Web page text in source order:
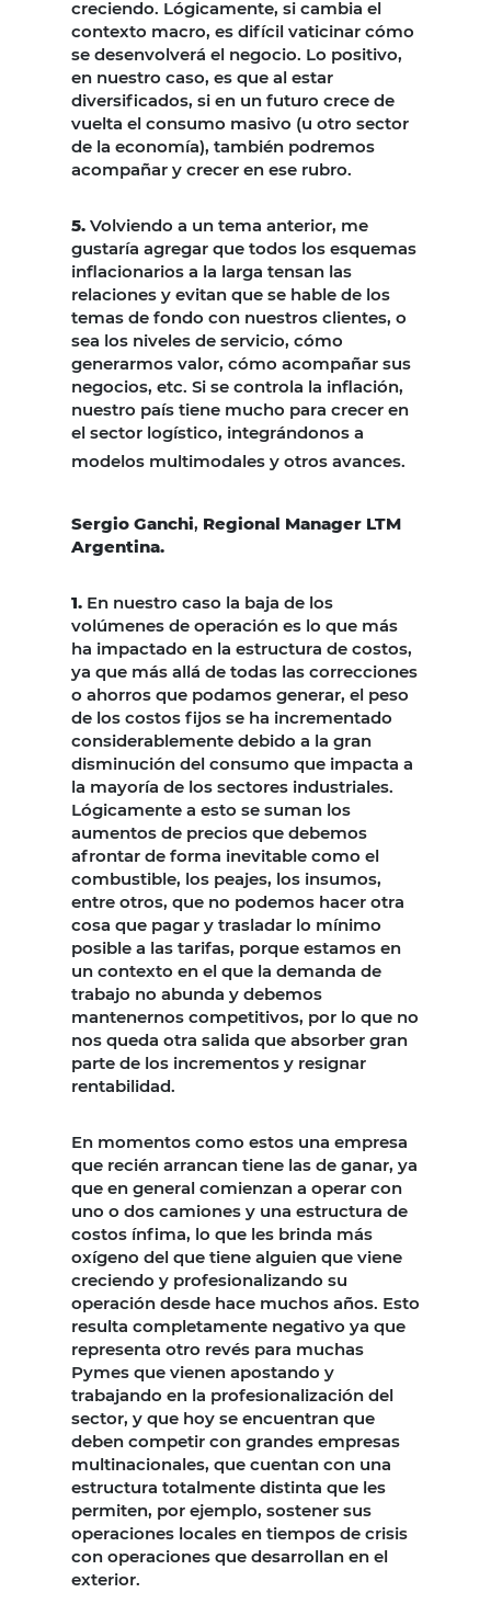
creciendo. Lógicamente, si cambia el
contexto macro, es difícil vaticinar cómo
se desenvolverá el negocio. Lo positivo,
en nuestro caso, es que al estar
diversificados, si en un futuro crece de
vuelta el consumo masivo (u otro sector
de la economía), también podremos
acompañar y crecer en ese rubro.
5. Volviendo a un tema anterior, me
gustaría agregar que todos los esquemas
inflacionarios a la larga tensan las
relaciones y evitan que se hable de los
temas de fondo con nuestros clientes, o
sea los niveles de servicio, cómo
generarmos valor, cómo acompañar sus
negocios, etc. Si se controla la inflación,
nuestro país tiene mucho para crecer en
el sector logístico, integrándonos a
modelos multimodales y otros avances.
Sergio Ganchi, Regional Manager LTM
Argentina.
1. En nuestro caso la baja de los
volúmenes de operación es lo que más
ha impactado en la estructura de costos,
ya que más allá de todas las correcciones
o ahorros que podamos generar, el peso
de los costos fijos se ha incrementado
considerablemente debido a la gran
disminución del consumo que impacta a
la mayoría de los sectores industriales.
Lógicamente a esto se suman los
aumentos de precios que debemos
afrontar de forma inevitable como el
combustible, los peajes, los insumos,
entre otros, que no podemos hacer otra
cosa que pagar y trasladar lo mínimo
posible a las tarifas, porque estamos en
un contexto en el que la demanda de
trabajo no abunda y debemos
mantenernos competitivos, por lo que no
nos queda otra salida que absorber gran
parte de los incrementos y resignar
rentabilidad.
En momentos como estos una empresa
que recién arrancan tiene las de ganar, ya
que en general comienzan a operar con
uno o dos camiones y una estructura de
costos ínfima, lo que les brinda más
oxígeno del que tiene alguien que viene
creciendo y profesionalizando su
operación desde hace muchos años. Esto
resulta completamente negativo ya que
representa otro revés para muchas
Pymes que vienen apostando y
trabajando en la profesionalización del
sector, y que hoy se encuentran que
deben competir con grandes empresas
multinacionales, que cuentan con una
estructura totalmente distinta que les
permiten, por ejemplo, sostener sus
operaciones locales en tiempos de crisis
con operaciones que desarrollan en el
exterior.